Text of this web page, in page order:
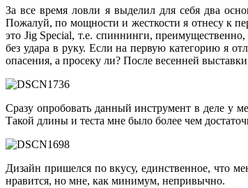
За все время ловли я выделил для себя два
Пожалуй, по мощности и жесткости я отнесу к
это Jig Special, т.е. спиннинги,
без удара в руку. Если на первую категорию я
опасения, а просеку ли? После весенней выставки
Сразу опробовать данный инструмент в деле у
Такой длины и теста мне было более чем
Дизайн пришелся по вкусу, единственное, что
нравится, но мне, как минимум, непривычно.